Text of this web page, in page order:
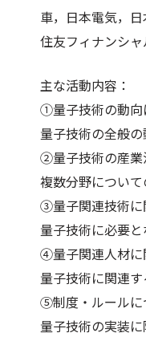
車，日本電気，
住友フィナンシ
主な活動内容：
①量子技術の動向
量子技術の全般
②量子技術の産業
複数分野につい
③量子関連技術に
量子技術に必要
④量子関連人材に
量子技術に関連
⑤制度・ルールに
量子技術の実装